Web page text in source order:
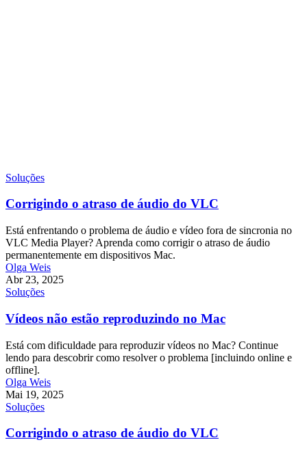
Soluções
Corrigindo o atraso de áudio do VLC
Está enfrentando o problema de áudio e vídeo fora de sincronia no
VLC Media Player? Aprenda como corrigir o atraso de áudio
permanentemente em dispositivos Mac.
Olga Weis
Abr 23, 2025
Soluções
Vídeos não estão reproduzindo no Mac
Está com dificuldade para reproduzir vídeos no Mac? Continue
lendo para descobrir como resolver o problema [incluindo online e
offline].
Olga Weis
Mai 19, 2025
Soluções
Corrigindo o atraso de áudio do VLC